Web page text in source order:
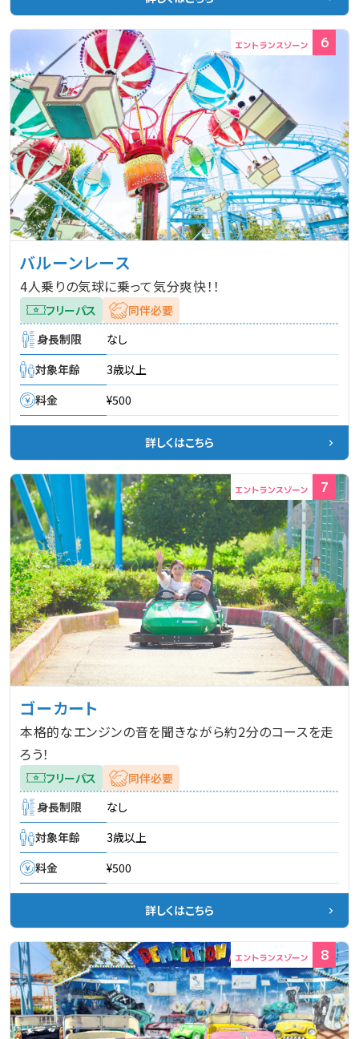
6
バルーンレース
4人乗りの気球に乗って気分爽快！！
フリーパス
同伴必要
身長制限
なし
対象年齢
3歳以上
料金
¥500
詳しくはこちら
7
ゴーカート
本格的なエンジンの音を聞きながら約2分のコースを走
ろう！
フリーパス
同伴必要
身長制限
なし
対象年齢
3歳以上
料金
¥500
詳しくはこちら
8